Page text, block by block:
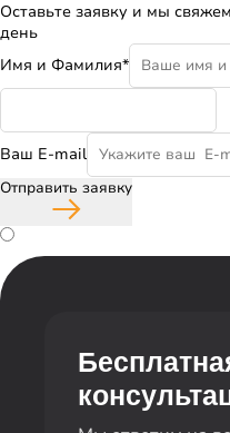
Оставьте заявку и мы
день
Имя и Фамилия*
Ваш E-mail
Отправить заявку